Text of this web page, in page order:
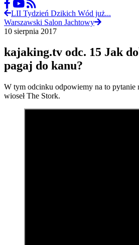
LII Tydzień Dzikich Wód już...
Warszawski Salon Jachtowy
10 sierpnia 2017
kajaking.tv odc. 15 Jak
pagaj do kanu?
W tym odcinku odpowiemy na to pytanie
wioseł The Stork.